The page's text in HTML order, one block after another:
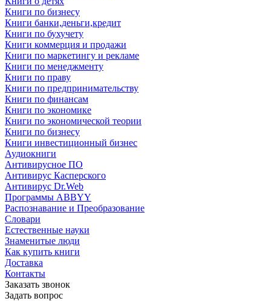
Книги по бизнесу
Книги банки,деньги,кредит
Книги по бухучету
Книги коммерция и продажи
Книги по маркетингу и рекламе
Книги по менеджменту
Книги по праву
Книги по предпринимательству
Книги по финансам
Книги по экономике
Книги по экономической теории
Книги по бизнесу
Книги инвестиционный бизнес
Аудиокниги
Антивирусное ПО
Антивирус Касперского
Антивирус Dr.Web
Программы ABBYY
Распознавание и Преобразование
Словари
Естественные науки
Знаменитые люди
Как купить книги
Доставка
Контакты
Заказать звонок
Задать вопрос